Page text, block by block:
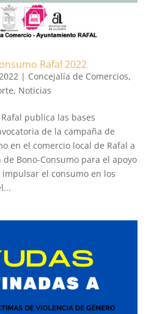
Rafal 2022
| Concejalía de Comercios,
, Noticias
publica las bases
de la campaña de
en el comercio local de Rafal a
Bono-Consumo para el apoyo
el consumo en los